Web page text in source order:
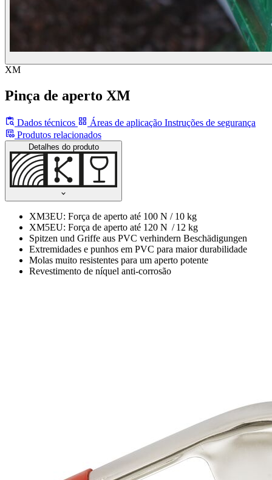
XM
Pinça de aperto XM
Dados técnicos Áreas de aplicação Instruções de segurança
Produtos relacionados
Detalhes do produto
XM3EU: Força de aperto até 100 N / 10 kg
XM5EU: Força de aperto até 120 N / 12 kg
Spitzen und Griffe aus PVC verhindern Beschädigungen
Extremidades e punhos em PVC para maior durabilidade
Molas muito resistentes para um aperto potente
Revestimento de níquel anti-corrosão